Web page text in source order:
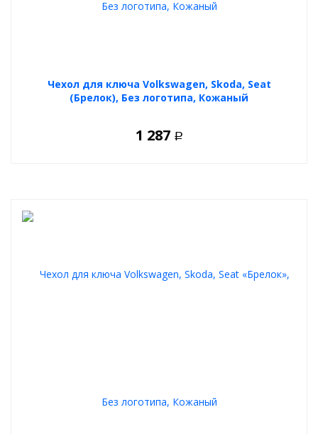
Чехол для ключа Volkswagen, Skoda, Seat
(Брелок), Без логотипа, Кожаный
1 287 Р